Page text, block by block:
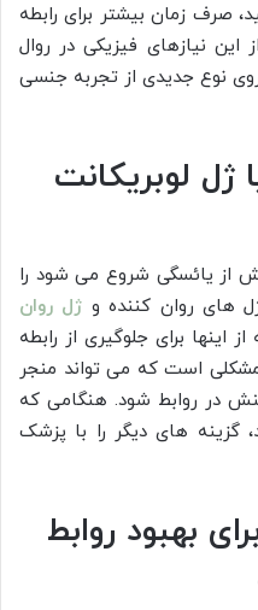
صرف زمان بیشتر برای رابطه
نیازهای فیزیکی در روال
نوع جدیدی از تجربه جنسی
ژل لوبریکانت
از یائسگی شروع می شود را
های روان کننده و ژل روان
از اینها برای جلوگیری از رابطه
است که می تواند منجر
در روابط شود. هنگامی که
گزینه های دیگر را با پزشک
بهبود روابط